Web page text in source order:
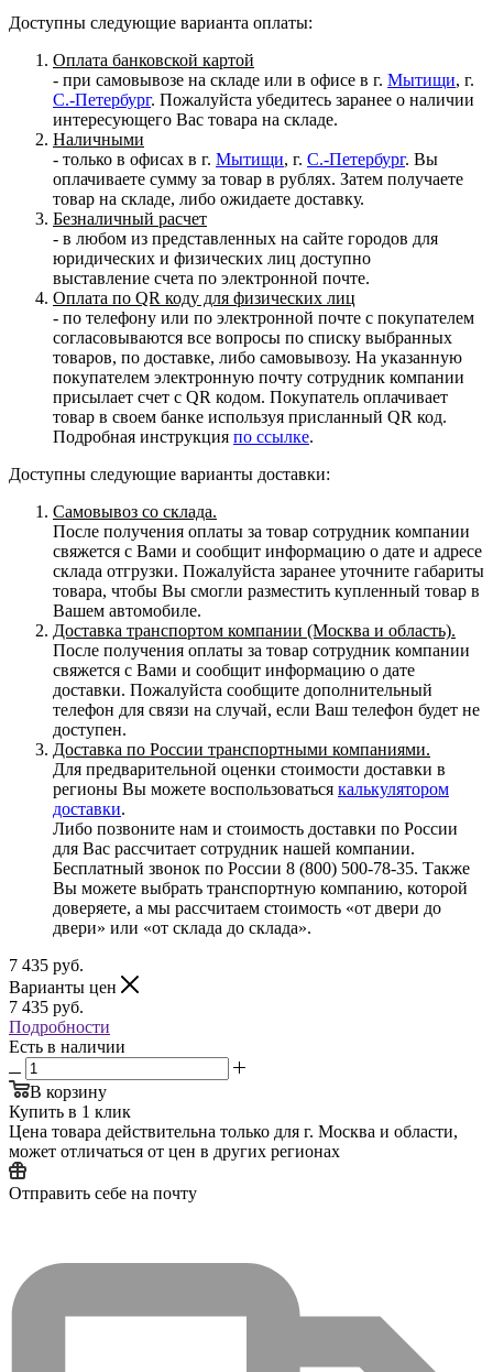
Доступны следующие варианта оплаты:
Оплата банковской картой
- при самовывозе на складе или в офисе в г. Мытищи, г.
С.-Петербург. Пожалуйста убедитесь заранее о наличии
интересующего Вас товара на складе.
Наличными
- только в офисах в г. Мытищи, г. С.-Петербург. Вы
оплачиваете сумму за товар в рублях. Затем получаете
товар на складе, либо ожидаете доставку.
Безналичный расчет
- в любом из представленных на сайте городов для
юридических и физических лиц доступно
выставление счета по электронной почте.
Оплата по QR коду для физических лиц
- по телефону или по электронной почте с покупателем
согласовываются все вопросы по списку выбранных
товаров, по доставке, либо самовывозу. На указанную
покупателем электронную почту сотрудник компании
присылает счет с QR кодом. Покупатель оплачивает
товар в своем банке используя присланный QR код.
Подробная инструкция по ссылке.
Доступны следующие варианты доставки:
Самовывоз со склада.
После получения оплаты за товар сотрудник компании
свяжется с Вами и сообщит информацию о дате и адресе
склада отгрузки. Пожалуйста заранее уточните габариты
товара, чтобы Вы смогли разместить купленный товар в
Вашем автомобиле.
Доставка транспортом компании (Москва и область).
После получения оплаты за товар сотрудник компании
свяжется с Вами и сообщит информацию о дате
доставки. Пожалуйста сообщите дополнительный
телефон для связи на случай, если Ваш телефон будет не
доступен.
Доставка по России транспортными компаниями.
Для предварительной оценки стоимости доставки в
регионы Вы можете воспользоваться калькулятором
доставки.
Либо позвоните нам и стоимость доставки по России
для Вас рассчитает сотрудник нашей компании.
Бесплатный звонок по России 8 (800) 500-78-35. Также
Вы можете выбрать транспортную компанию, которой
доверяете, а мы рассчитаем стоимость «от двери до
двери» или «от склада до склада».
7 435 руб.
Варианты цен
7 435 руб.
Подробности
Есть в наличии
В корзину
Купить в 1 клик
Цена товара действительна только для г. Москва и области,
может отличаться от цен в других регионах
Отправить себе на почту